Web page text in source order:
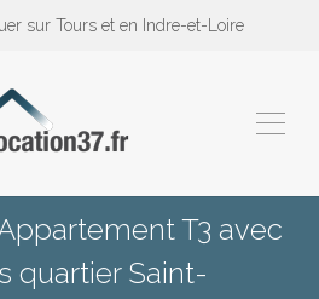
sur Tours et en Indre-et-Loire
T3 avec
quartier Saint-